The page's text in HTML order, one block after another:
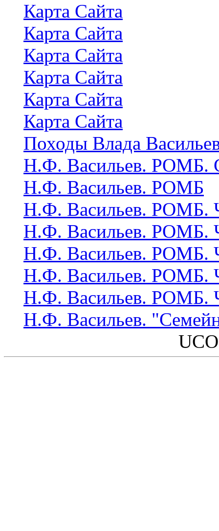
Карта Сайта
Карта Сайта
Карта Сайта
Карта Сайта
Карта Сайта
Карта Сайта
Походы Влада
Н.Ф. Васильев. РОМБ.
Н.Ф. Васильев. РОМБ
Н.Ф. Васильев. РОМБ.
Н.Ф. Васильев. РОМБ.
Н.Ф. Васильев. РОМБ.
Н.Ф. Васильев. РОМБ.
Н.Ф. Васильев. РОМБ.
Н.Ф. Васильев.